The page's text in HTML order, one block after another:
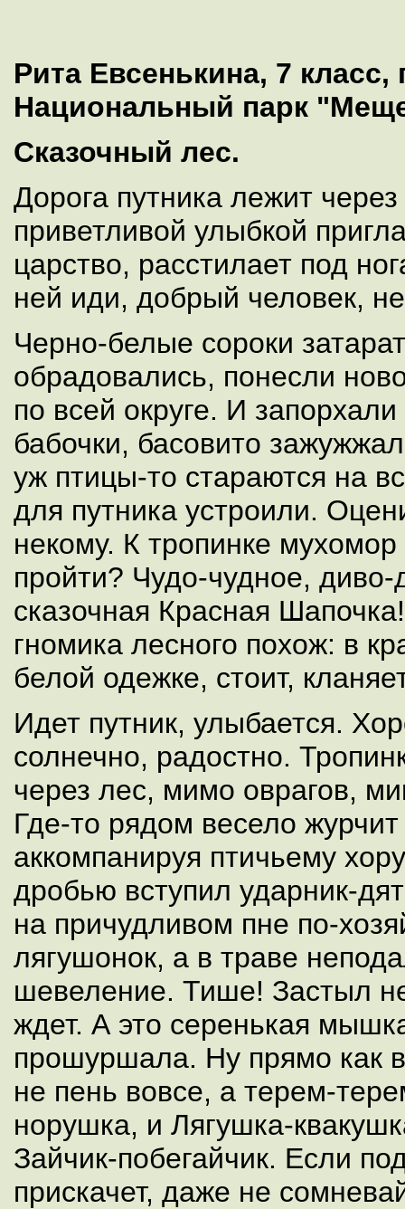
Рита Евсенькина, 7 класс,
Национальный парк
Сказочный лес.
Дорога путника лежит
приветливой улыбкой
царство, расстилает под
ней иди, добрый человек,
Черно-белые сороки
обрадовались, понесли
по всей округе. И
бабочки, басовито
уж птицы-то стараются на
для путника устроили.
некому. К тропинке
пройти? Чудо-чудное,
сказочная Красная
гномика лесного похож: в
белой одежке, стоит,
Идет путник, улыбается.
солнечно, радостно.
через лес, мимо оврагов,
Где-то рядом весело журчит
аккомпанируя птичьему
дробью вступил ударник-
на причудливом пне по-
лягушонок, а в траве
шевеление. Тише! Застыл
ждет. А это серенькая
прошуршала. Ну прямо как
не пень вовсе, а терем-
норушка, и Лягушка-
Зайчик-побегайчик. Если
прискачет, даже не